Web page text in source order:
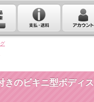
きのビキニ型ボディ